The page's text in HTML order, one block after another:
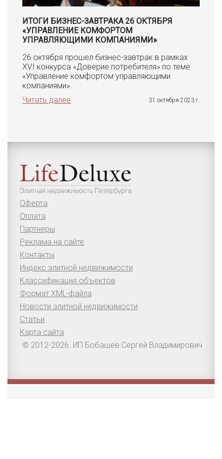
ИТОГИ БИЗНЕС-ЗАВТРАКА 26 ОКТЯБРЯ
«УПРАВЛЕНИЕ КОМФОРТОМ
УПРАВЛЯЮЩИМИ КОМПАНИЯМИ»
26 октября прошел бизнес-завтрак в рамках
XVI конкурса «Доверие потребителя» по теме
«Управление комфортом управляющими
компаниями».
Читать далее
31 октября 2023 г.
Оферта
Оплата
Партнеры
Реклама на сайте
Контакты
Индекс элитной недвижимости
Классификация объектов
Формат XML-файла
Новости элитной недвижимости
Статьи
Карта сайта
© 2012-2026. ИП Бобашев Сергей Владимирович